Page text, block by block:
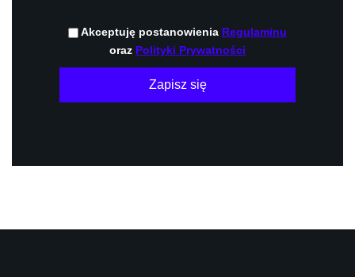
Akceptuję postanowienia Regulaminu
oraz Polityki Prywatności
Zapisz się